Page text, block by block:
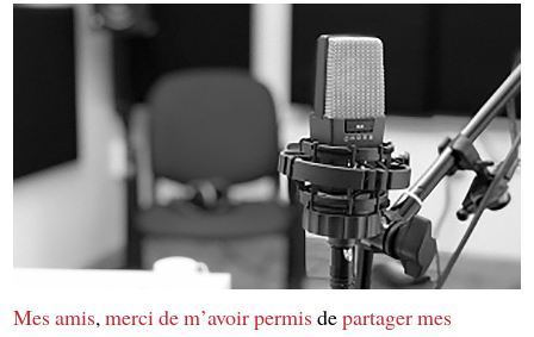
Mes amis,merci de m’avoir permisdepartager mes